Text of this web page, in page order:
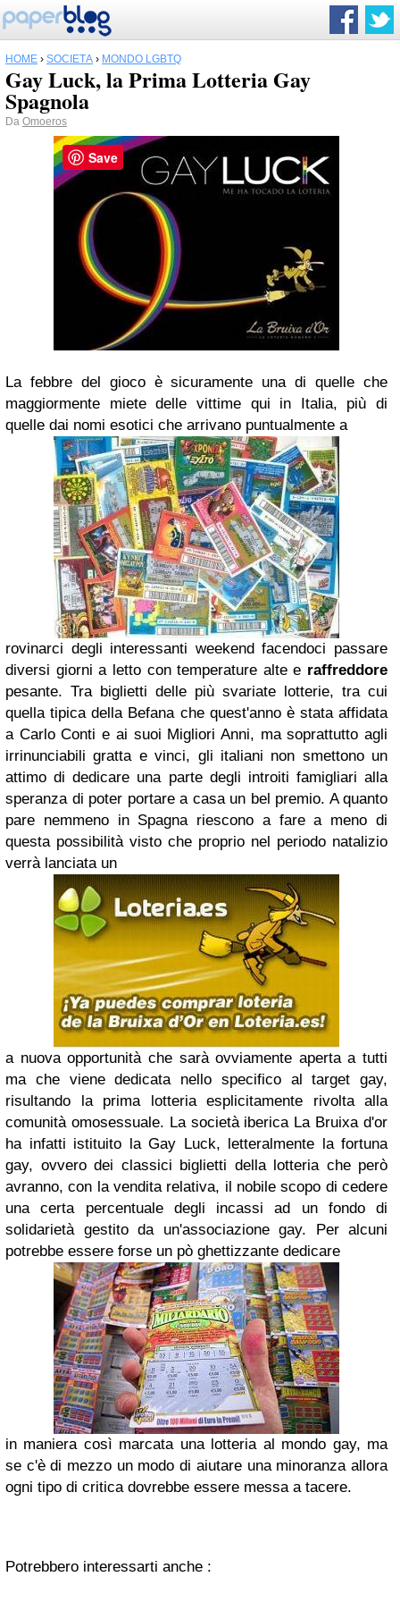
HOME › SOCIETÀ › MONDO LGBTQ
Gay Luck, la Prima Lotteria Gay
Spagnola
Da Omoeros
La febbre del giocoè sicuramente una di quelle che
maggiormente miete delle vittime qui in Italia, più di
quelle dai nomi esotici che arrivano puntualmente a
rovinarci degli interessanti weekendfacendoci passare
diversi giorni a letto con temperature alte e raffreddore
pesante. Tra biglietti delle più svariate lotterie, tracui
quella tipica della Befana che quest'anno è stata affidata
a Carlo Conti e ai suoi Migliori Anni, ma soprattutto agli
irrinunciabiligratta e vinci, gli italiani non smettono un
attimo di dedicare una parte degli introiti famigliari alla
speranza di poter portare a casa un bel premio. A quanto
pare nemmeno in Spagna riescono a fare a meno di
questa possibilità visto che proprio nel periodo natalizio
verrà lanciata un
a nuova opportunità che sarà ovviamente aperta a tutti
ma che viene dedicata nello specifico al target gay,
risultando la prima lotteria esplicitamente rivolta alla
comunità omosessuale. La società iberica La Bruixa d'or
ha infatti istituito la Gay Luck, letteralmente la fortuna
gay, ovvero dei classici biglietti della lotteria che però
avranno, con la vendita relativa, il nobile scopo di cedere
una certa percentuale degli incassi ad un fondo di
solidarietà gestito da un'associazione gay.
Per alcuni
potrebbe essere forse un pò ghettizzante dedicare
in maniera così marcata una lotteria al mondo gay, ma
se c'è di mezzo un modo di aiutare una minoranza allora
ogni tipo di critica dovrebbe essere messa a tacere.
Potrebbero interessarti anche :
Save